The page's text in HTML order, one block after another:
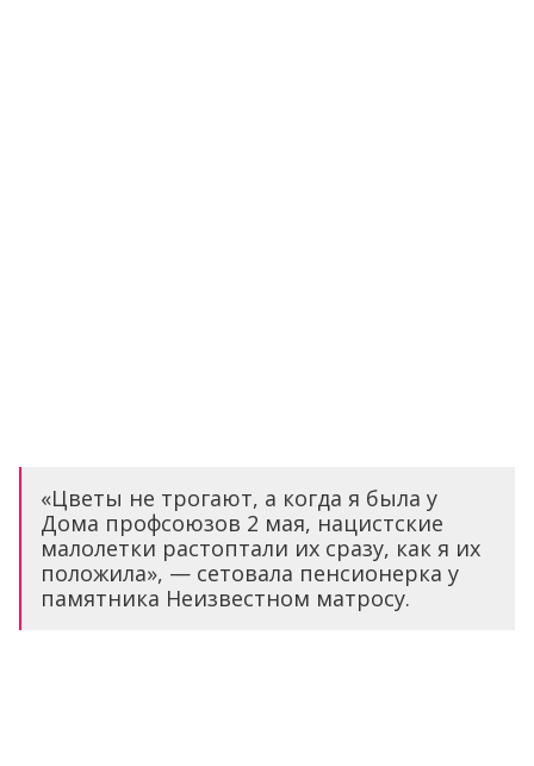
«Цветы не трогают, а когда я была у
Дома профсоюзов 2 мая, нацистские
малолетки растоптали их сразу, как я их
положила», — сетовала пенсионерка у
памятника Неизвестном матросу.